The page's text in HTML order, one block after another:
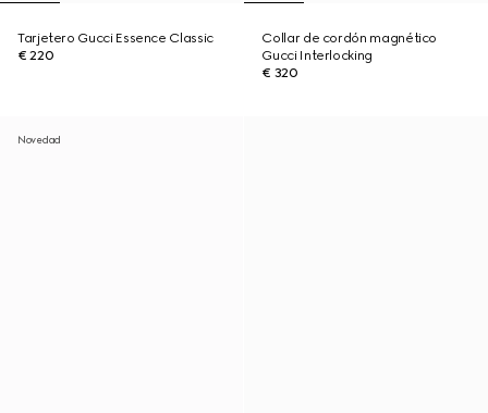
Tarjetero Gucci Essence Classic
€ 220
Collar de cordón magnético
Gucci Interlocking
€ 320
Novedad